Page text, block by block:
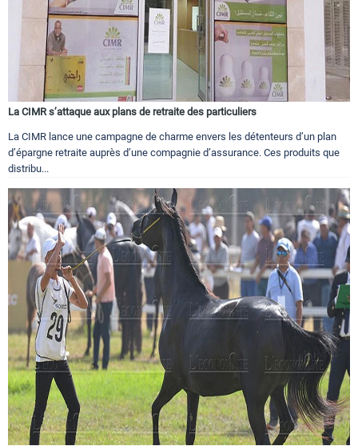
La CIMR s’attaque aux plans de retraite des particuliers
La CIMR lance une campagne de charme envers les détenteurs d’un plan
d’épargne retraite auprès d’une compagnie d’assurance. Ces produits que
distribu...